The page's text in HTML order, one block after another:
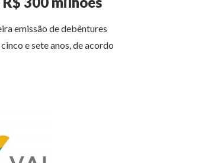
emissão de debêntures
e sete anos, de acordo